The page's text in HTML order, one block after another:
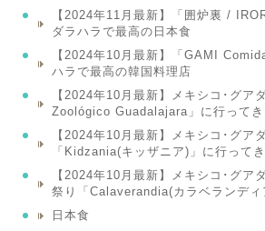
【2024年11月最新】「囲炉裏 /
ダラハラで最高の日本食
【2024年10月最新】「GAMI
ハラで最高の韓国料理店
【2024年10月最新】メキシコ･グア
Zoológico Guadalajara」に行ってき
【2024年10月最新】メキシコ･グア
「Kidzania(キッザニア)」に行ってき
【2024年10月最新】メキシコ･グア
祭り「Calaverandia(カラベランディ
日本食